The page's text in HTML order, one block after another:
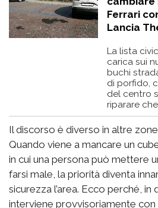
Ferrari
Lancia
La lista
carica sui
buchi
di porfido,
del centro
riparare
Il discorso è diverso in altre
Quando viene a mancare un
in cui una persona può mettere
farsi male, la priorità diventa
sicurezza l’area. Ecco perché, in
interviene provvisoriamente con